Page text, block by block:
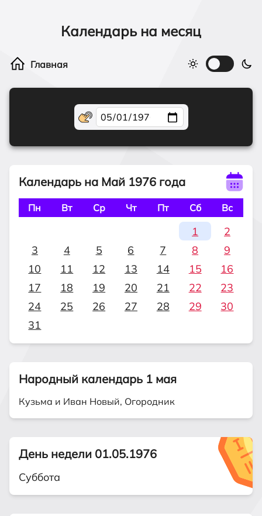
Календарь на месяц
Календарь на Май 1976 года
Пн Вт Ср Чт Пт Сб Вс
1
2
3
4 5 6 7 8
9
10
11 12 13 14 15
16
17
18 19 20 21 22
23
24
25 26 27 28 29
30
31
Народный календарь 1 мая
Кузьма и Иван Новый, Огородник
День недели 01.05.1976
Суббота